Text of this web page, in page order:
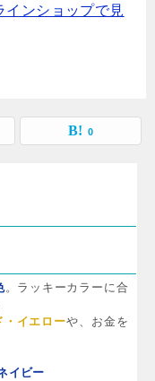
インショップで見
0
。ラッキーカラーに合
・イエローや、お金を
イビー